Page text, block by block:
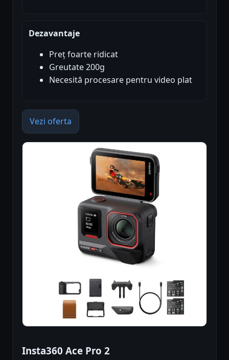
Dezavantaje
Preț foarte ridicat
Greutate 200g
Necesită procesare pentru video plat
Vezi oferta
Insta360 Ace Pro 2